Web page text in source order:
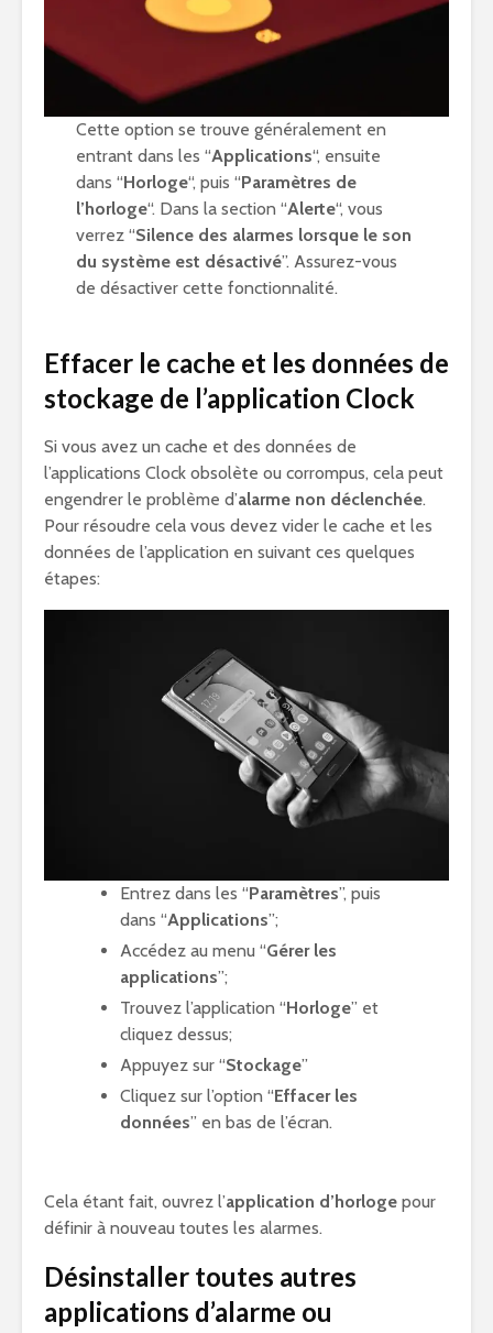
Cette option se trouve généralement en
entrant dans les “Applications“, ensuite
dans “Horloge“, puis “Paramètres de
l’horloge“. Dans la section “Alerte“, vous
verrez “Silence des alarmes lorsque le son
du système est désactivé”. Assurez-vous
de désactiver cette fonctionnalité.
Effacer le cache et les données de
stockage de l’application Clock
Si vous avez un cache et des données de
l’applications Clock obsolète ou corrompus, cela peut
engendrer le problème d’alarme non déclenchée.
Pour résoudre cela vous devez vider le cache et les
données de l’application en suivant ces quelques
étapes:
Entrez dans les “Paramètres”, puis
dans “Applications”;
Accédez au menu “Gérer les
applications”;
Trouvez l’application “Horloge” et
cliquez dessus;
Appuyez sur “Stockage”
Cliquez sur l’option “Effacer les
données” en bas de l’écran.
Cela étant fait, ouvrez l’application d’horloge pour
définir à nouveau toutes les alarmes.
Désinstaller toutes autres
applications d’alarme ou